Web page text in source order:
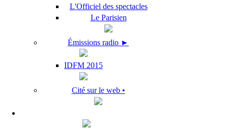
L'Officiel des spectacles
Le Parisien
Émissions radio ►
IDFM 2015
Cité sur le web •